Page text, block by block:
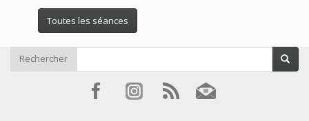
Toutes les séances
Rechercher